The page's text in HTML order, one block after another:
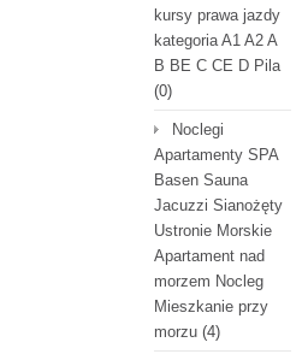
kursy prawa jazdy
kategoria A1 A2 A
B BE C CE D Pila
(0)
Noclegi
Apartamenty SPA
Basen Sauna
Jacuzzi Sianożęty
Ustronie Morskie
Apartament nad
morzem Nocleg
Mieszkanie przy
morzu (4)